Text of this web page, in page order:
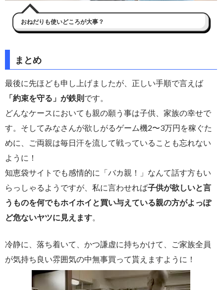
おねだりも使いどころが大事？
まとめ
最後に先ほども申し上げましたが、正しい手順で言えば
「約束を守る」が鉄則 です。
どんなケースにおいても親の願う事は子供、家族の幸せで
す。そしてみなさんが欲しがるゲーム機2〜3万円を稼ぐた
めに、ご両親は毎日汗を流して戦っていることも忘れない
ように！
知恵袋サイトでも感情的に「バカ親！」なんて話す方もい
らっしゃるようですが、私に言わせれば子供が欲しいと言
うものを何でもホイホイと買い与えている親の方がよっぽ
ど危ないヤツに見えます。
冷静に、落ち着いて、かつ謙虚に持ちかけて、ご家族全員
が気持ち良い雰囲気の中無事買って貰えますように！